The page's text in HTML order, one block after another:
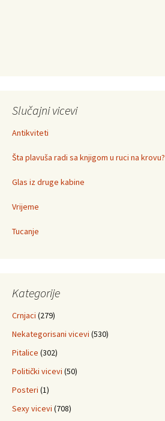
Slučajni vicevi
Antikviteti
Šta plavuša radi sa knjigom u ruci na krovu?
Glas iz druge kabine
Vrijeme
Tucanje
Kategorije
Crnjaci (279)
Nekategorisani vicevi (530)
Pitalice (302)
Politički vicevi (50)
Posteri (1)
Sexy vicevi (708)